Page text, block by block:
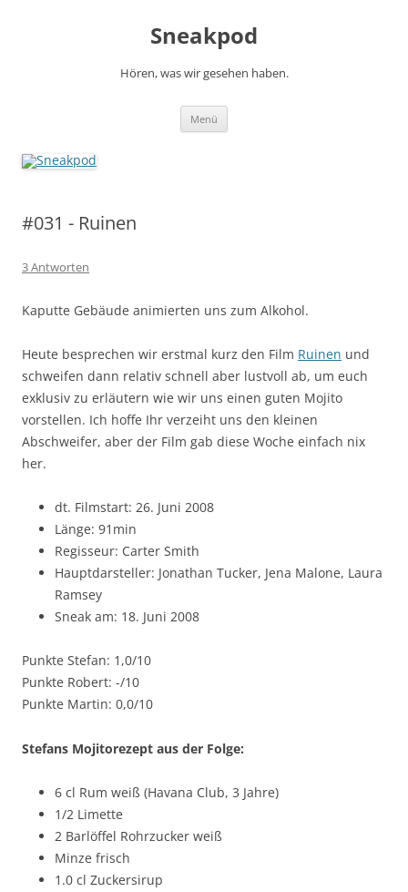
Sneakpod
Hören, was wir gesehen haben.
Menü
#031 - Ruinen
3 Antworten
Kaputte Gebäude animierten uns zum Alkohol.
Heute besprechen wir erstmal kurz den Film Ruinen und
schweifen dann relativ schnell aber lustvoll ab, um euch
exklusiv zu erläutern wie wir uns einen guten Mojito
vorstellen. Ich hoffe Ihr verzeiht uns den kleinen
Abschweifer, aber der Film gab diese Woche einfach nix
her.
dt. Filmstart: 26. Juni 2008
Länge: 91min
Regisseur: Carter Smith
Hauptdarsteller: Jonathan Tucker, Jena Malone, Laura
Ramsey
Sneak am: 18. Juni 2008
Punkte Stefan: 1,0/10
Punkte Robert: -/10
Punkte Martin: 0,0/10
Stefans Mojitorezept aus der Folge:
6 cl Rum weiß (Havana Club, 3 Jahre)
1/2 Limette
2 Barlöffel Rohrzucker weiß
Minze frisch
1.0 cl Zuckersirup